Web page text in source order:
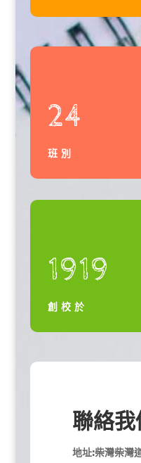
24
班別
1919
創校於
聯絡我
地址:柴灣柴灣